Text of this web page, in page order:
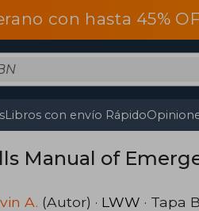
con hasta 45%
Libros con envío Rápido
Manual of
A. (Autor) · LWW · Tapa